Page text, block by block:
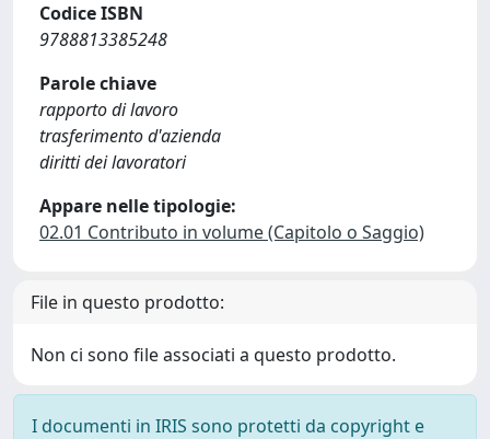
Codice ISBN
9788813385248
Parole chiave
rapporto di lavoro
trasferimento d'azienda
diritti dei lavoratori
Appare nelle tipologie:
02.01 Contributo in volume (Capitolo o Saggio)
File in questo prodotto:
Non ci sono file associati a questo prodotto.
I documenti in IRIS sono protetti da copyright e